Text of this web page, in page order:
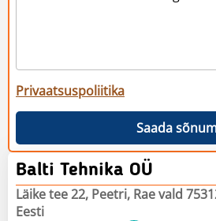
Privaatsuspoliitika
Saada
Balti Tehnika OÜ
Läike tee 22, Peetri, Rae vald
Eesti